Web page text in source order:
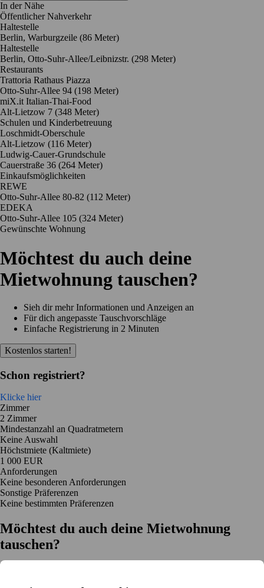
In der Nähe
Öffentlicher Nahverkehr
Haltestelle
Berlin, Warburgzeile (86 Meter)
Haltestelle
Berlin, Otto-Suhr-Allee/Leibnizstr. (298 Meter)
Restaurants
Trattoria Rathaus Piazza
Otto-Suhr-Allee 94 (198 Meter)
miX.it Italian-Thai-Food
Alt-Lietzow 7 (348 Meter)
Schulen und Kinderbetreuung
Loschmidt-Oberschule
Alt-Lietzow (116 Meter)
Ludwig-Cauer-Grundschule
Cauerstraße 36 (264 Meter)
Einkaufsmöglichkeiten
REWE
Otto-Suhr-Allee 80-82 (112 Meter)
EDEKA
Otto-Suhr-Allee 105 (324 Meter)
Gewünschte Wohnung
Möchtest du auch deine
Mietwohnung tauschen?
Sieh dir mehr Informationen und Anzeigen an
Für dich angepasste Tauschvorschläge
Einfache Registrierung in 2 Minuten
Kostenlos starten!
Schon registriert?
Klicke hier
Zimmer
2 Zimmer
Mindestanzahl an Quadratmetern
Keine Auswahl
Höchstmiete (Kaltmiete)
1 000 EUR
Anforderungen
Keine besonderen Anforderungen
Sonstige Präferenzen
Keine bestimmten Präferenzen
Möchtest du auch deine Mietwohnung
tauschen?